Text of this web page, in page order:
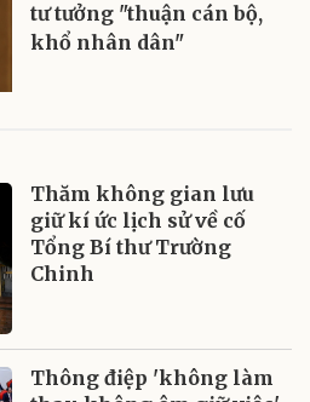
tư tưởng "thuận cán bộ,
khổ nhân dân"
Thăm không gian lưu
giữ kí ức lịch sử về cố
Tổng Bí thư Trường
Chinh
Thông điệp 'không làm